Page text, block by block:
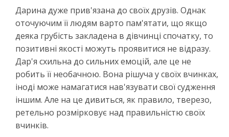
Дарина дуже прив'язана до своїх друзів. Однак
оточуючим її людям варто пам'ятати, що якщо
деяка грубість закладена в дівчинці спочатку, то
позитивні якості можуть проявитися не відразу.
Дар'я схильна до сильних емоцій, але це не
робить її необачною. Вона рішуча у своїх вчинках,
іноді може намагатися нав'язувати свої судження
іншим. Але на це дивиться, як правило, тверезо,
ретельно розмірковує над правильністю своїх
вчинків.